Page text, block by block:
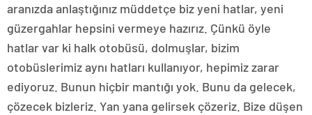
aranızda anlaştığınız müddetçe biz yeni hatlar, yeni
güzergahlar hepsini vermeye hazırız. Çünkü öyle
hatlar var ki halk otobüsü, dolmuşlar, bizim
otobüslerimiz aynı hatları kullanıyor, hepimiz zarar
ediyoruz. Bunun hiçbir mantığı yok. Bunu da gelecek,
çözecek bizleriz. Yan yana gelirsek çözeriz. Bize düşen